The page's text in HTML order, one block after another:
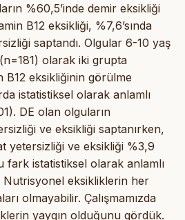
%60,5’inde demir eksikliği
B12 eksikliği, %7,6’sında
saptandı. Olgular 6-10 yaş
olarak iki grupta
B12 eksikliğinin görülme
istatistiksel olarak anlamlı
DE olan olguların
ve eksikliği saptanırken,
yetersizliği ve eksikliği %3,9
fark istatistiksel olarak anlamlı
eksikliklerin her
olmayabilir. Çalışmamızda
yaygın olduğunu gördük.